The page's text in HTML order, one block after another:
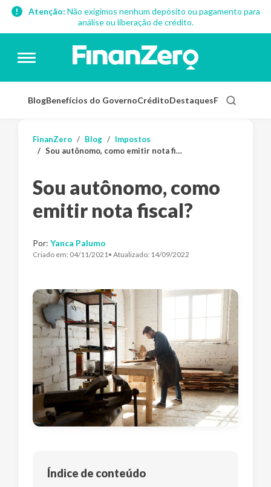
Atenção: Não exigimos nenhum depósito ou pagamento para
análise ou liberação de crédito.
BlogBenefícios do GovernoCréditoDestaquesFinanças
FinanZero Blog
Impostos
Sou autônomo, como emitir nota fiscal?
Sou autônomo, como
emitir nota fiscal?
Por: Yanca Palumo
Criado em: 04/11/2021• Atualizado: 14/09/2022
Índice de conteúdo